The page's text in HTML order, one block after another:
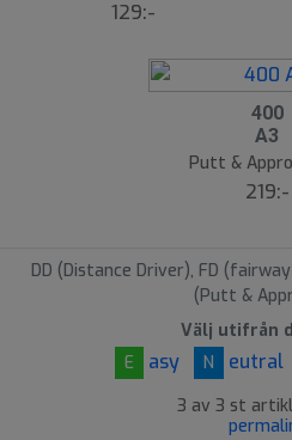
129:-
400
A3
Putt &
219:-
DD (Distance Driver), FD
(Putt &
Välj utifrån
E
asy N eutral
3 av 3 st